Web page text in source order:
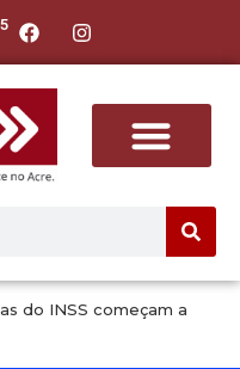
do INSS começam a